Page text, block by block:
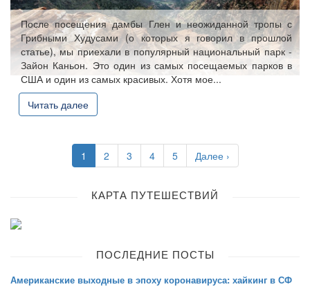
После посещения дамбы Глен и неожиданной тропы с
Грибными Худусами (о которых я говорил в прошлой
статье), мы приехали в популярный национальный парк -
Зайон Каньон. Это один из самых посещаемых парков в
США и один из самых красивых. Хотя мое...
Читать далее
1 2 3 4 5 Далее ›
КАРТА ПУТЕШЕСТВИЙ
ПОСЛЕДНИЕ ПОСТЫ
Американские выходные в эпоху коронавируса: хайкинг в СФ